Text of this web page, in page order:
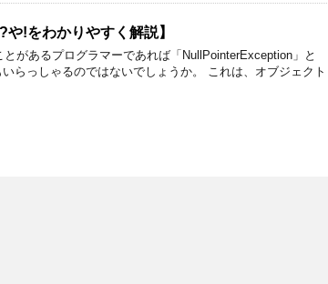
!をわかりやすく解説】
があるプログラマーであれば「NullPointerException」と
らっしゃるのではないでしょうか。 これは、オブジェクト